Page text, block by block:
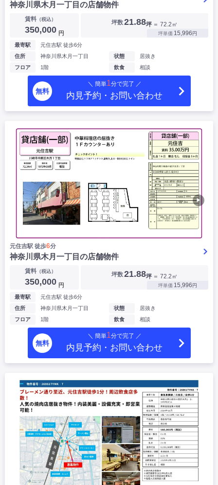
神奈川県木月一丁目の店舗物件
賃料（税込）
350,000 円
坪数21.88坪 ＝ 72.2㎡
坪単価 15,996円
最寄駅
元住吉駅 徒歩6分
住所
神奈川県木月一丁目
フロア
1階
状態
居抜き
飲食
相談
無料
＼ 簡単1分で完了 ／
内見予約・お問い合わせ
▶
元住吉駅 徒歩6分
神奈川県木月一丁目の店舗物件
賃料（税込）
350,000 円
坪数21.88坪 ＝ 72.2㎡
坪単価 15,996円
最寄駅
元住吉駅 徒歩6分
住所
神奈川県木月一丁目
フロア
1階
状態
居抜き
飲食
相談
無料
＼ 簡単1分で完了 ／
内見予約・お問い合わせ